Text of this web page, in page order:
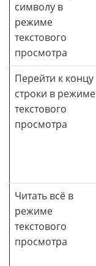
символу в
режиме
текстового
просмотра
Перейти к концу
строки в режиме
текстового
просмотра
Читать всё в
режиме
текстового
просмотра